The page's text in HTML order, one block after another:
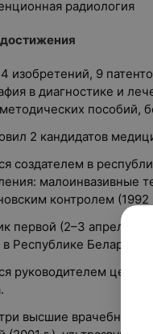
радиология
изобретений, 9
в диагностике и
пособий,
2 кандидатов
создателем в
малоинвазивные
контролем (1992
первой (2–3 апреля
Республике Беларусь.
руководителем
высшие врачебные